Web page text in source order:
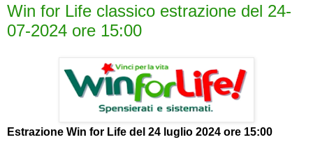
Win for Life classico estrazione del 24-
07-2024 ore 15:00
Estrazione Win for Life del 24 luglio 2024 ore 15:00